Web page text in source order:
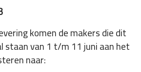
komen de makers die dit
staan van 1 t/m 11 juni aan het
naar: